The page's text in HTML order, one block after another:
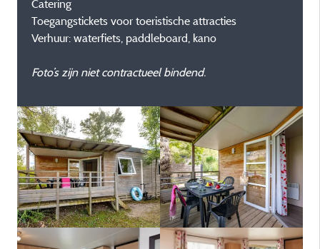
Catering
Toegangstickets voor toeristische attracties
Verhuur: waterfiets, paddleboard, kano
Foto’s zijn niet contractueel bindend.